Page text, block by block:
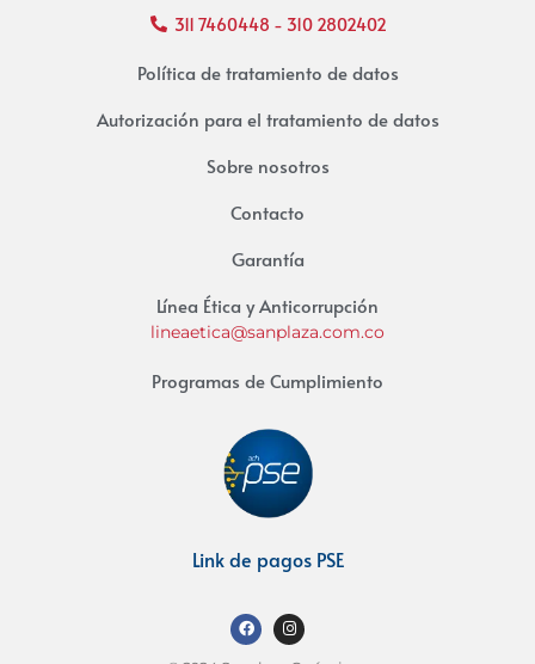
311 7460448 - 310 2802402
Política de tratamiento de datos
Autorización para el tratamiento de datos
Sobre nosotros
Contacto
Garantía
Línea Ética y Anticorrupción
lineaetica@sanplaza.com.co
Programas de Cumplimiento
Link de pagos PSE